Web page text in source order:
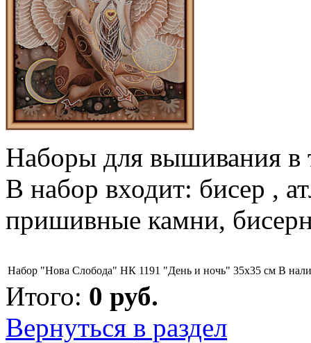
Наборы для вышивания в
В набор входит: бисер ,
пришивные камни,
Набор "Нова Слобода" НК 1191 "День и ночь" 35х35 см В
Итого: 0 руб.
Вернуться в раздел